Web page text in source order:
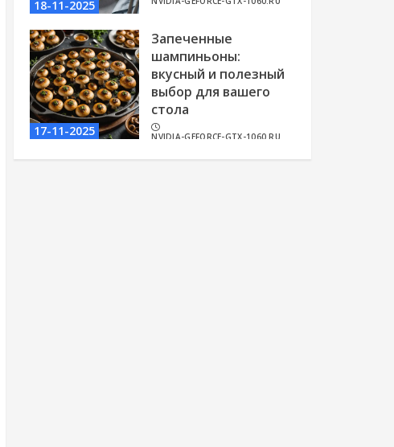
18-11-2025
17-11-2025
Запеченные
шампиньоны:
вкусный и полезный
выбор для вашего
стола
NVIDIA-GEFORCE-GTX-1060.RU